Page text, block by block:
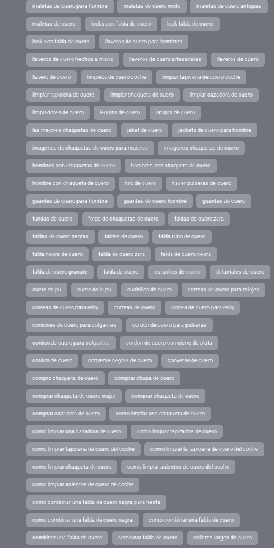
maletas de cuero para hombre maletas de cuero moto maletas de cuero antiguas
maletas de cuero looks con falda de cuero look falda de cuero
look con falda de cuero llaveros de cuero para hombres
llaveros de cuero hechos a mano llaveros de cuero artesanales llaveros de cuero
llavero de cuero limpieza de cuero coche limpiar tapiceria de cuero coche
limpiar tapiceria de cuero limpiar chaqueta de cuero limpiar cazadora de cuero
limpiadores de cuero leggins de cuero latigos de cuero
las mejores chaquetas de cuero jaket de cuero jackets de cuero para hombre
imagenes de chaquetas de cuero para mujeres imagenes chaquetas de cuero
hombres con chaquetas de cuero hombres con chaqueta de cuero
hombre con chaqueta de cuero hilo de cuero hacer pulseras de cuero
guantes de cuero para hombre guantes de cuero hombre guantes de cuero
fundas de cuero fotos de chaquetas de cuero faldas de cuero zara
faldas de cuero negras faldas de cuero falda tubo de cuero
falda negra de cuero falda de cuero zara falda de cuero negra
falda de cuero granate falda de cuero estuches de cuero delantales de cuero
cuero de pu cuero de la pu cuchillos de cuero correas de cuero para relojes
correas de cuero para reloj correas de cuero correa de cuero para reloj
cordones de cuero para colgantes cordon de cuero para pulseras
cordon de cuero para colgantes cordon de cuero con cierre de plata
cordon de cuero converse negras de cuero converse de cuero
compro chaqueta de cuero comprar chupa de cuero
comprar chaqueta de cuero mujer comprar chaqueta de cuero
comprar cazadora de cuero como limpiar una chaqueta de cuero
como limpiar una cazadora de cuero como limpiar tapizados de cuero
como limpiar tapiceria de cuero del coche como limpiar la tapiceria de cuero del coche
como limpiar chaqueta de cuero como limpiar asientos de cuero del coche
como limpiar asientos de cuero de coche
como combinar una falda de cuero negra para fiesta
como combinar una falda de cuero negra como combinar una falda de cuero
combinar una falda de cuero combinar falda de cuero collares largos de cuero